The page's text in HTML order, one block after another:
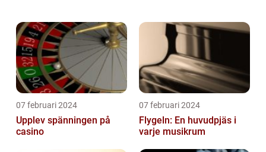
oändliga mönster och färger som kan
användas i olika tr...
07 februari 2024
Upplev spänningen på
casino
07 februari 2024
Flygeln: En huvudpjäs i
varje musikrum